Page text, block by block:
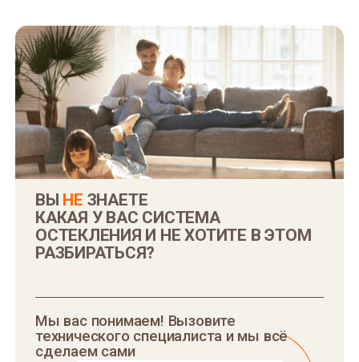
ВЫ НЕ ЗНАЕТЕ
КАКАЯ У ВАС СИСТЕМА
ОСТЕКЛЕНИЯ И НЕ ХОТИТЕ В ЭТОМ
РАЗБИРАТЬСЯ?
Мы вас понимаем! Вызовите
технического специалиста и мы всё
сделаем сами